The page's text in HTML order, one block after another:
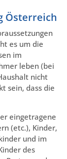
Österreich
es um die
im
leben (bei
nicht
sein, dass die
eingetragene
(etc.), Kinder,
und im
des